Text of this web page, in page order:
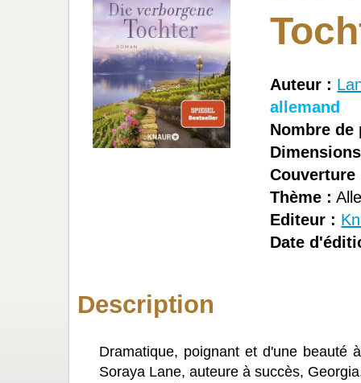
Auteur :
allemand
Nombre de
Couverture
Thème :
Editeur :
Date
Description
Dramatique, poignant et d'une beauté
Soraya Lane, auteure à succès,